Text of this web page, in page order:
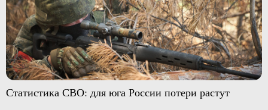
Статистика СВО: для юга России потери растут